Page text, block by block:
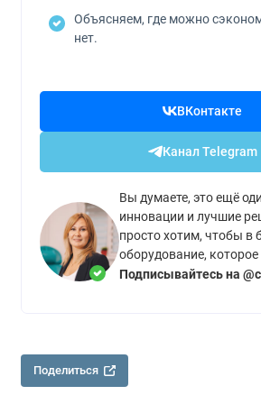
Объясняем, где можно
нет.
ВКонтакте
Канал Telegram
Вы думаете, это ещё
инновации и лучшие
просто хотим, чтобы в
оборудование,
Подписывайтесь на
Поделиться